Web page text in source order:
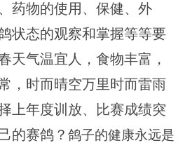
药物的使用、保健、外
状态的观察和掌握等等要
天气温宜人，食物丰富，
，时而晴空万里时而雷雨
上年度训放、比赛成绩突
的赛鸽？ 鸽子的健康永远是